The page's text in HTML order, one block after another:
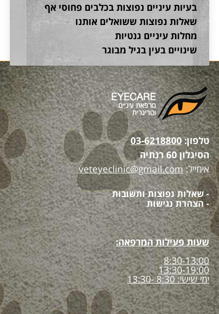
בעיות עיניים נפוצות בכלבים פחוסי אף
שאלות נפוצות ששואלים אותנו
מחלות עיניים גנטיות
שינויים בעין בגיל מבוגר
טלפון:03-6218800
הסיגלון 60 רנתיה
אימייל:veteyeclinic@gmail.com
- שאלות נפוצות ותשובות
- הצהרת נגישות
שעות פעילות המרפאה:
8:30-13:00
13:30-19:00
ימי שישי: 8:30 -13:30